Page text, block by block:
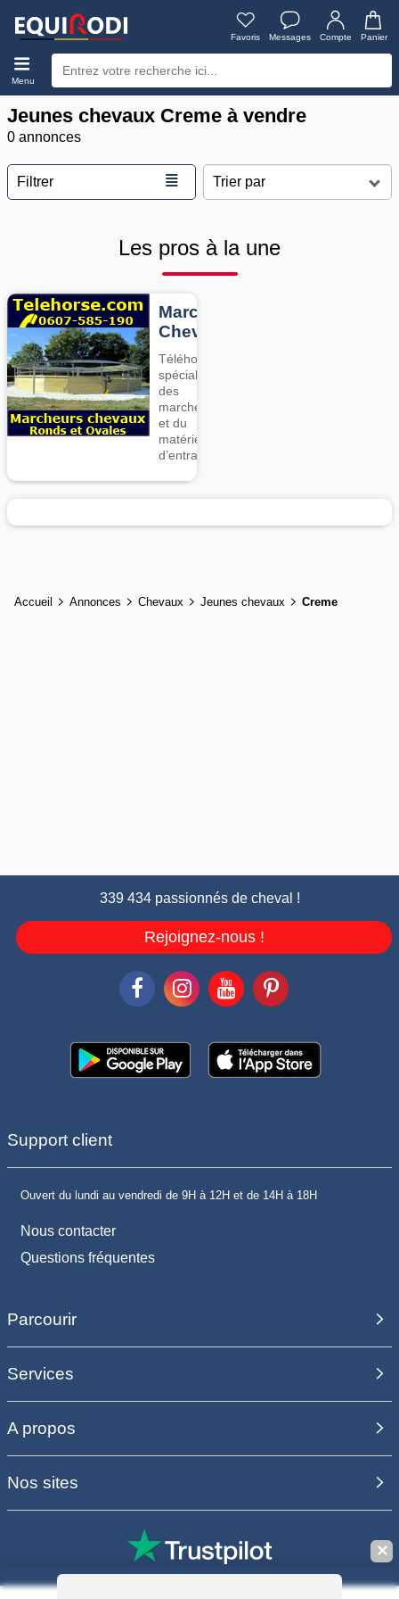
Favoris Messages Compte Panier
Menu
Jeunes chevaux Creme à vendre
0 annonces
Filtrer ≣
Les pros à la une
Marcheurs
Chevaux
Téléhorse,
spécialiste
des
marcheurs
et du
matériel
d’entrainement
Accueil Annonces Chevaux Jeunes chevaux Creme
339 434 passionnés de cheval !
Rejoignez-nous !
Support client
Ouvert du lundi au vendredi de 9H à 12H et de 14H à 18H
Nous contacter
Questions fréquentes
Parcourir
Services
A propos
Nos sites
✕